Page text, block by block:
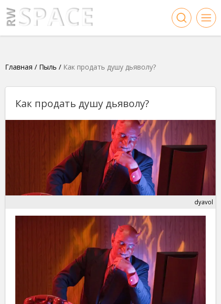
Главная / Пыль / Как продать душу дьяволу?
Как продать душу дьяволу?
dyavol